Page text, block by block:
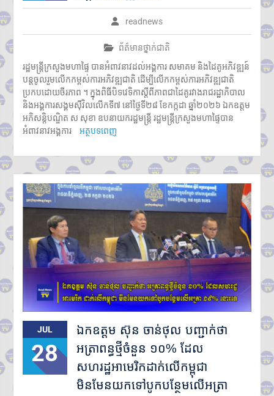
readnews
ព័ត៌មានថ្នាក់ជាតិ
រដ្ឋមន្រ្តីក្រសួងមហាផ្ទៃ បានអំពាវនាវដល់អង្គការ សមាគម និងដៃគូអភិវឌ្ឍន៍
បន្តចូលរួមលើកកម្ពស់ការអភិវឌ្ឍជាតិ ដើម្បីលើកកម្ពស់ការអភិវឌ្ឍជាតិ
ប្រកបដោយចីរភាព ។ ក្នុងពិធីបិទវេទិកាស្តីពីភាពជាដៃគូរវាងរាជរដ្ឋាភិបាល
និងអង្គការសង្គមស៊ីវិលលើកទី៧ នៅថ្ងៃទី២៨ ខែកក្កដា ឆ្នាំ២០២៦ ឯកឧត្តម
អភិសន្តិបណ្ឌិត ស សុខា ឧបនាយករដ្ឋមន្ត្រី រដ្ឋមន្ត្រីក្រសួងមហាផ្ទៃបាន
អំពាវនាវអង្គការ
អត្ថបទពេញ
JUL
28
ឯកឧត្តម ស៊ុន ចាន់ថុល បញ្ជាក់ថា
អត្រាពន្ធថ្មីចំនួន ១០% ដែល
សហរដ្ឋអាមេរិកដាក់លើកម្ពុជា
មិនមែនយកទៅបូកបន្ថែមលើអត្រា